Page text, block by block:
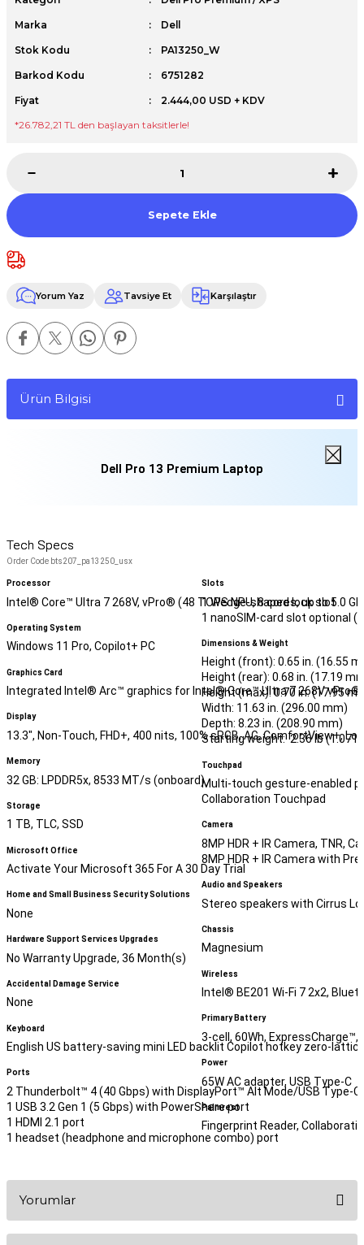
/ XPS+GPU
Marka Dell
Stok Kodu PA13250_W
Barkod Kodu 6751282
Fiyat
2.444,00 USD + KDV
*26.782,21 TL den başlayan taksitlerle!
Sepete Ekle
Yorum Yaz Tavsiye Et Karşılaştır
Ürün Bilgisi
Dell Pro 13 Premium Laptop
Tech Specs
Order Code bts207_pa13250_usx
Processor
Intel® Core™ Ultra 7 268V, vPro® (48 TOPS NPU, 8 cores, up to 5.0
Operating System
Windows 11 Pro, Copilot+ PC
Graphics Card
Integrated Intel® Arc™ graphics for Intel® Core™ Ultra 7 268V vPro®
Display
13.3", Non-Touch, FHD+, 400 nits, 100% sRGB, AG, ComfortView+,
Memory
32 GB: LPDDR5x, 8533 MT/s (onboard)
Storage
1 TB, TLC, SSD
Microsoft Office
Activate Your Microsoft 365 For A 30 Day Trial
Home and Small Business Security Solutions
None
Hardware Support Services Upgrades
No Warranty Upgrade, 36 Month(s)
Accidental Damage Service
None
Keyboard
English US battery-saving mini LED backlit Copilot hotkey zero-
Ports
2 Thunderbolt™ 4 (40 Gbps) with DisplayPort™ Alt Mode/USB Type-
1 USB 3.2 Gen 1 (5 Gbps) with PowerShare port
1 HDMI 2.1 port
1 headset (headphone and microphone combo) port
Slots
1 Wedge-shaped lock slot
1 nanoSIM-card slot optional
Dimensions & Weight
Height (front): 0.65 in. (16.55
Height (rear): 0.68 in. (17.19
Height (max): 0.70 in. (17.95
Width: 11.63 in. (296.00 mm)
Depth: 8.23 in. (208.90 mm)
Starting weight: 2.36 lb (1.071
Touchpad
Multi-touch gesture-enabled
Collaboration Touchpad
Camera
8MP HDR + IR Camera, TNR,
8MP HDR + IR Camera with
Audio and Speakers
Stereo speakers with Cirrus
Chassis
Magnesium
Wireless
Intel® BE201 Wi-Fi 7 2x2,
Primary Battery
3-cell, 60Wh,
Power
65W AC adapter, USB Type-C
Palmrest
Fingerprint Reader,
Yorumlar